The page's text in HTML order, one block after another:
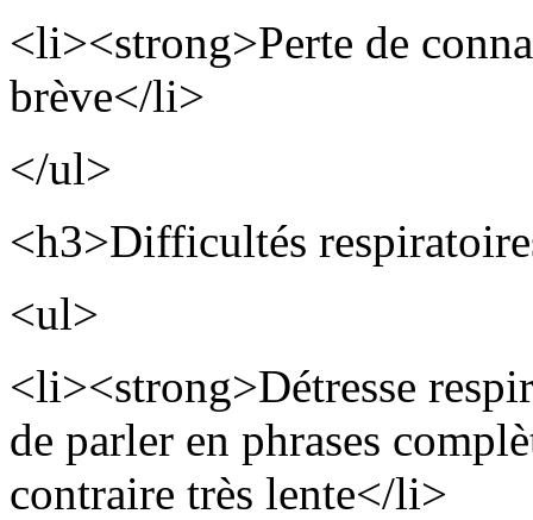
<li><strong>Perte de
brève</li>
</ul>
<h3>Difficultés
<ul>
<li><strong>Détresse
de parler en phrases
contraire très lente</li>